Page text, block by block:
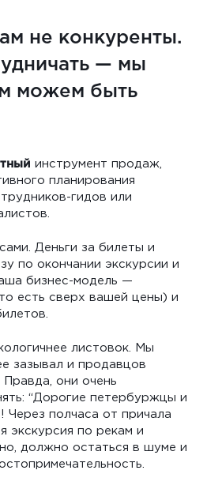
не конкуренты.
— мы
можем быть
инструмент продаж,
планирования
гидов или
Деньги за билеты и
по окончании экскурсии и
бизнес-модель —
есть сверх вашей цены) и
листовок. Мы
зазывал и продавцов
Правда, они очень
“Дорогие петербуржцы и
Через полчаса от причала
экскурсия по рекам и
должно остаться в шуме и